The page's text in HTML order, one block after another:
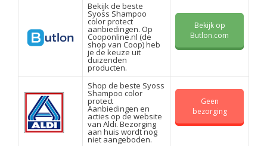
Bekijk de beste
Syoss Shampoo
color protect
aanbiedingen. Op
Cooponline.nl (de
shop van Coop) heb
je de keuze uit
duizenden
producten.
Bekijk op
Butlon.com
Shop de beste Syoss
Shampoo color
protect
Aanbiedingen en
acties op de website
van Aldi. Bezorging
aan huis wordt nog
niet aangeboden.
Geen
bezorging